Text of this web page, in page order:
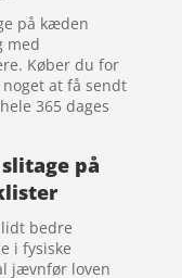
på kæden
med
Køber du for
at få sendt
365 dages
på
bedre
i fysiske
jævnfør loven